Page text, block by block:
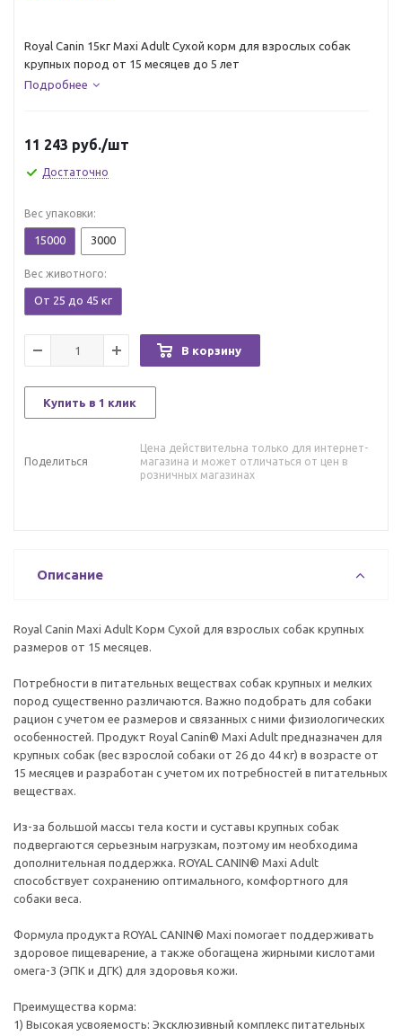
Royal Canin 15кг Maxi Adult Сухой корм для взрослых собак
крупных пород от 15 месяцев до 5 лет
Подробнее
11 243 руб./шт
Достаточно
Вес упаковки:
15000 3000
Вес животного:
От 25 до 45 кг
В корзину
Купить в 1 клик
Поделиться
Цена действительна только для интернет-
магазина и может отличаться от цен в
розничных магазинах
Описание
Royal Canin Maxi Adult Корм Сухой для взрослых собак крупных
размеров от 15 месяцев.
Потребности в питательных веществах собак крупных и мелких
пород существенно различаются. Важно подобрать для собаки
рацион с учетом ее размеров и связанных с ними физиологических
особенностей. Продукт Royal Canin® Maxi Adult предназначен для
крупных собак (вес взрослой собаки от 26 до 44 кг) в возрасте от
15 месяцев и разработан с учетом их потребностей в питательных
веществах.
Из-за большой массы тела кости и суставы крупных собак
подвергаются серьезным нагрузкам, поэтому им необходима
дополнительная поддержка. ROYAL CANIN® Maxi Adult
способствует сохранению оптимального, комфортного для
собаки веса.
Формула продукта ROYAL CANIN® Maxi помогает поддерживать
здоровое пищеварение, а также обогащена жирными кислотами
омега-3 (ЭПК и ДГК) для здоровья кожи.
Преимущества корма:
1) Высокая усвояемость: Эксклюзивный комплекс питательных